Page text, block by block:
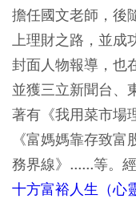
擔任國文老師，後
上理財之路，並成
封面人物報導，也
並獲三立新聞台、
著有《我用菜市場
《富媽媽靠存致
務界線》......等。
十方富裕人生（心